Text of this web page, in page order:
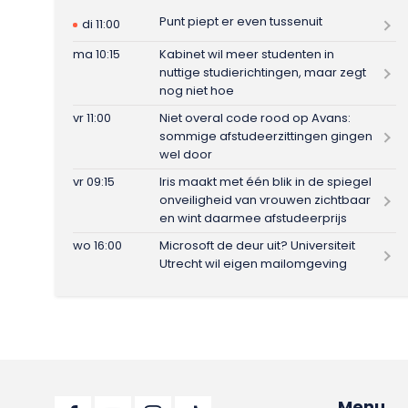
di 11:00
Punt piept er even tussenuit
ma 10:15
Kabinet wil meer studenten in
nuttige studierichtingen, maar zegt
nog niet hoe
vr 11:00
Niet overal code rood op Avans:
sommige afstudeerzittingen gingen
wel door
vr 09:15
Iris maakt met één blik in de spiegel
onveiligheid van vrouwen zichtbaar
en wint daarmee afstudeerprijs
wo 16:00
Microsoft de deur uit? Universiteit
Utrecht wil eigen mailomgeving